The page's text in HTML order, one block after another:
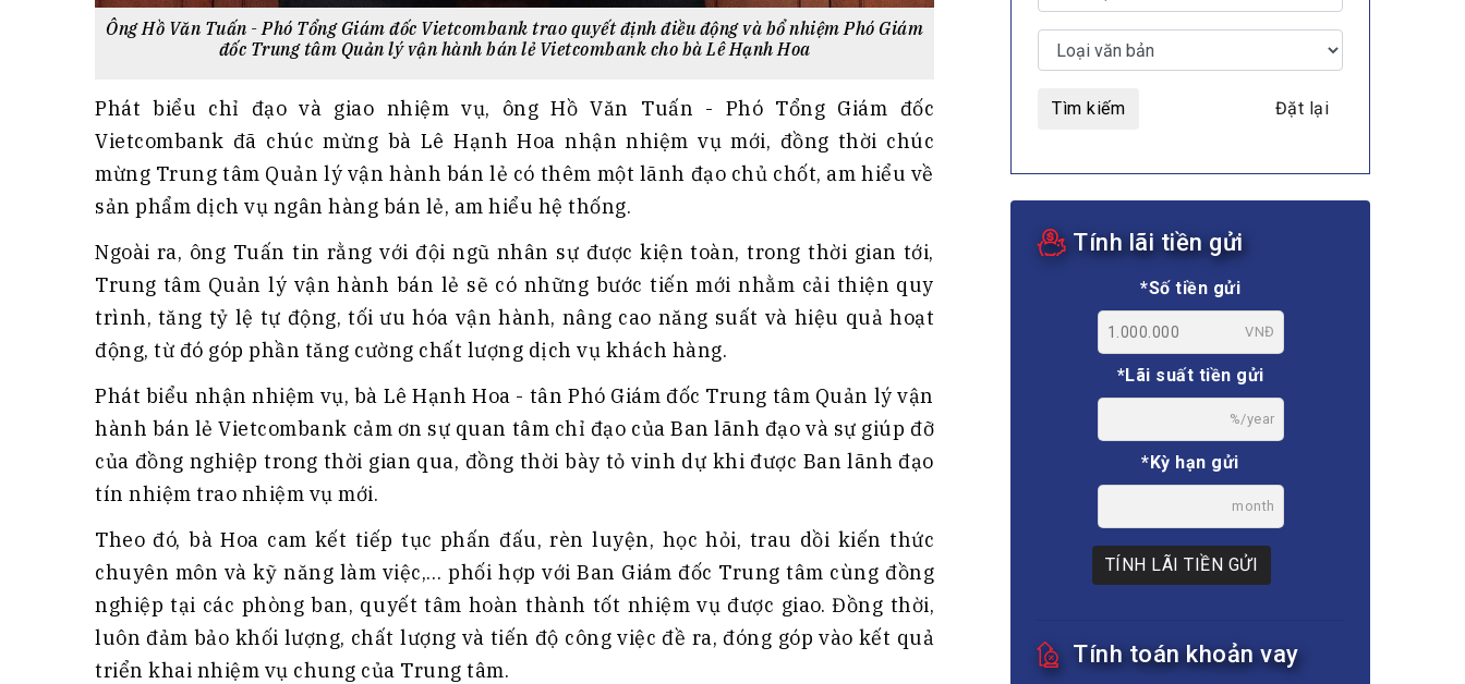
Ông Hồ Văn Tuấn - Phó Tổng Giám đốc Vietcombank trao quyết định điều động và bổ nhiệm Phó Giám
đốc Trung tâm Quản lý vận hành bán lẻ Vietcombank cho bà Lê Hạnh Hoa
Phát biểu chỉ đạo và giao nhiệm vụ, ông Hồ Văn Tuấn - Phó Tổng Giám đốc
Vietcombank đã chúc mừng bà Lê Hạnh Hoa nhận nhiệm vụ mới, đồng thời chúc
mừng Trung tâm Quản lý vận hành bán lẻ có thêm một lãnh đạo chủ chốt, am hiểu về
sản phẩm dịch vụ ngân hàng bán lẻ, am hiểu hệ thống.
Ngoài ra, ông Tuấn tin rằng với đội ngũ nhân sự được kiện toàn, trong thời gian tới,
Trung tâm Quản lý vận hành bán lẻ sẽ có những bước tiến mới nhằm cải thiện quy
trình, tăng tỷ lệ tự động, tối ưu hóa vận hành, nâng cao năng suất và hiệu quả hoạt
động, từ đó góp phần tăng cường chất lượng dịch vụ khách hàng.
Phát biểu nhận nhiệm vụ, bà Lê Hạnh Hoa - tân Phó Giám đốc Trung tâm Quản lý vận
hành bán lẻ Vietcombank cảm ơn sự quan tâm chỉ đạo của Ban lãnh đạo và sự giúp đỡ
của đồng nghiệp trong thời gian qua, đồng thời bày tỏ vinh dự khi được Ban lãnh đạo
tín nhiệm trao nhiệm vụ mới.
Theo đó, bà Hoa cam kết tiếp tục phấn đấu, rèn luyện, học hỏi, trau dồi kiến thức
chuyên môn và kỹ năng làm việc,… phối hợp với Ban Giám đốc Trung tâm cùng đồng
nghiệp tại các phòng ban, quyết tâm hoàn thành tốt nhiệm vụ được giao. Đồng thời,
luôn đảm bảo khối lượng, chất lượng và tiến độ công việc đề ra, đóng góp vào kết quả
triển khai nhiệm vụ chung của Trung tâm.
Tìm kiếm Đặt lại
Tính lãi tiền gửi
*Số tiền gửi
VNĐ
*Lãi suất tiền gửi
%/year
*Kỳ hạn gửi
month
TÍNH LÃI TIỀN GỬI
Tính toán khoản vay